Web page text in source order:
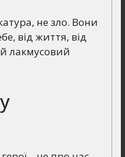
не зло. Вони
від життя, від
лакмусовий